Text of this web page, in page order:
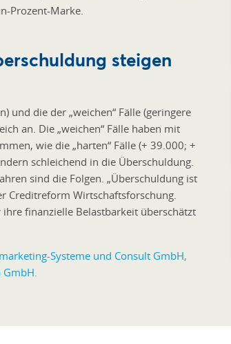
Prozent-Marke.
steigen
und die der „weichen“ Fälle (geringere
an. Die „weichen“ Fälle haben mit
wie die „harten“ Fälle (+ 39.000; +
schleichend in die Überschuldung.
sind die Folgen. „Überschuldung ist
Creditreform Wirtschaftsforschung.
finanzielle Belastbarkeit überschätzt
Systeme und Consult GmbH,
GmbH.